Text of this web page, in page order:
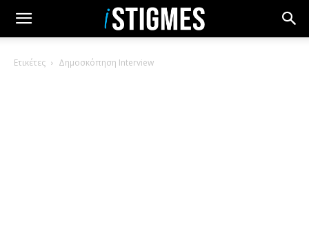
Ετικέτες Δημοσκόπηση Interview